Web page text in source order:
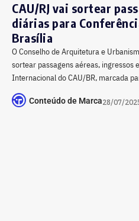
CAU/RJ vai sortear
diárias para
Brasília
O Conselho de Arquitetura e
sortear passagens aéreas, ingressos
Internacional do CAU/BR, marcada
Conteúdo de Marca28/07/